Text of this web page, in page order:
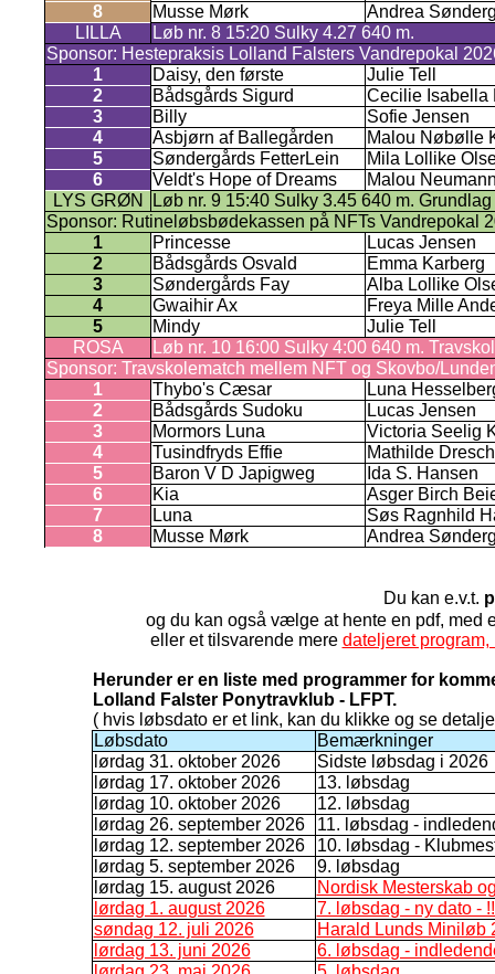
8
Musse Mørk
Andrea
LILLA
Løb nr. 8 15:20 Sulky 4.27 640 m.
Sponsor: Hestepraksis Lolland Falsters Vandrepokal
1
Daisy, den første
Julie Tell
2
Bådsgårds Sigurd
Cecilie Isabella
3
Billy
Sofie Jensen
4
Asbjørn af Ballegården
Malou Nøbølle
5
Søndergårds FetterLein
Mila Lollike
6
Veldt's Hope of Dreams
Malou
LYS GRØN
Løb nr. 9 15:40 Sulky 3.45 640 m.
Sponsor: Rutineløbsbødekassen på NFTs Vandrepokal
1
Princesse
Lucas Jensen
2
Bådsgårds Osvald
Emma Karberg
3
Søndergårds Fay
Alba Lollike
4
Gwaihir Ax
Freya Mille
5
Mindy
Julie Tell
ROSA
Løb nr. 10 16:00 Sulky 4:00 640 m.
Sponsor: Travskolematch mellem NFT og Skovbo/
1
Thybo's Cæsar
Luna
2
Bådsgårds Sudoku
Lucas Jensen
3
Mormors Luna
Victoria Seelig
4
Tusindfryds Effie
Mathilde
5
Baron V D Japigweg
Ida S. Hansen
6
Kia
Asger Birch
7
Luna
Søs Ragnhild
8
Musse Mørk Andrea
Du kan e.v.t.
og du kan også vælge at hente en pdf, med
eller et tilsvarende mere dateljeret
Herunder er en liste med programmer for
Lolland Falster Ponytravklub - LFPT.
( hvis løbsdato er et link, kan du klikke og se
Løbsdato
Bemærkninger
lørdag 31. oktober 2026
Sidste løbsdag i 2026
lørdag 17. oktober 2026
13. løbsdag
lørdag 10. oktober 2026
12. løbsdag
lørdag 26. september 2026
11. løbsdag -
lørdag 12. september 2026
10. løbsdag -
lørdag 5. september 2026
9. løbsdag
lørdag 15. august 2026
Nordisk Mesterskab
lørdag 1. august 2026
7. løbsdag - ny dato -
søndag 12. juli 2026
Harald Lunds Miniløb
lørdag 13. juni 2026
6. løbsdag -